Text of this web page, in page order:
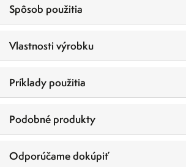
Spôsob použitia
Vlastnosti výrobku
Príklady použitia
Podobné produkty
Odporúčame dokúpiť